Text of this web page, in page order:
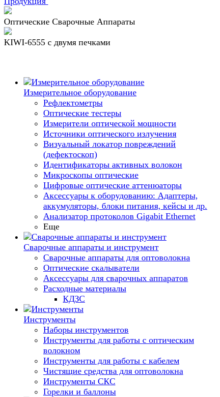
Оптические Сварочные Аппараты
KIWI-6555 c двумя печками
Измерительное оборудование
Рефлектометры
Оптические тестеры
Измерители оптической мощности
Источники оптического излучения
Визуальный локатор повреждений
(дефектоскоп)
Идентификаторы активных волокон
Микроскопы оптические
Цифровые оптические аттенюаторы
Аксессуары к оборудованию: Адаптеры,
аккумуляторы, блоки питания, кейсы и др.
Анализатор протоколов Gigabit Ethernet
Еще
Сварочные аппараты и инструмент
Сварочные аппараты для оптоволокна
Оптические скалыватели
Аксессуары для сварочных аппаратов
Расходные материалы
КДЗС
Инструменты
Наборы инструментов
Инструменты для работы с оптическим
волокном
Инструменты для работы с кабелем
Чистящие средства для оптоволокна
Инструменты СКС
Горелки и баллоны